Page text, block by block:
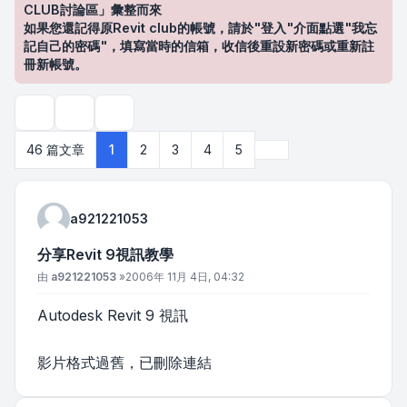
CLUB討論區」彙整而來
如果您還記得原Revit club的帳號，請於"登入"介面點選"我忘
記自己的密碼"，填寫當時的信箱，收信後重設新密碼或重新註
冊新帳號。
46 篇文章
1 2 3 4 5
a921221053
分享Revit 9視訊教學
文章
由 a921221053 »2006年 11月 4日, 04:32
Autodesk Revit 9 視訊
影片格式過舊，已刪除連結